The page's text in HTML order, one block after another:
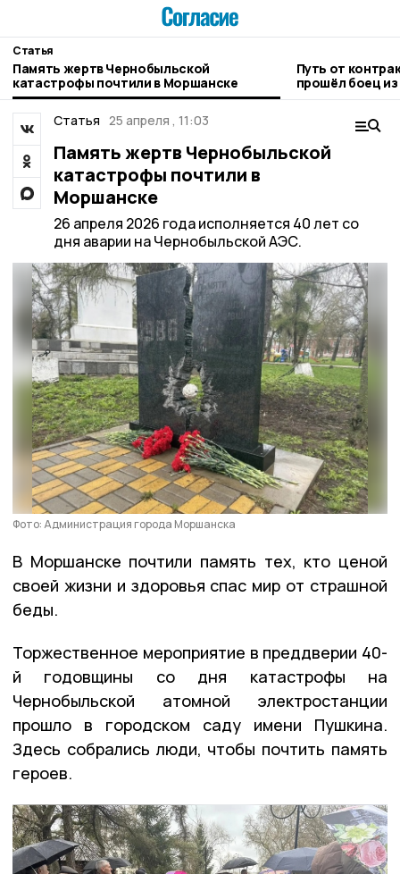
Статья
Память жертв Чернобыльской
катастрофы почтили в Моршанске
Путь от
прошёл боец
Статья 25 апреля , 11:03
Память жертв Чернобыльской
катастрофы почтили в
Моршанске
26 апреля 2026 года исполняется 40 лет со
дня аварии на Чернобыльской АЭС.
Фото: Администрация города Моршанска
В Моршанске почтили память тех, кто ценой
своей жизни и здоровья спас мир от страшной
беды.
Торжественное мероприятие в преддверии 40-
й годовщины со дня катастрофы на
Чернобыльской атомной электростанции
прошло в городском саду имени Пушкина.
Здесь собрались люди, чтобы почтить память
героев.